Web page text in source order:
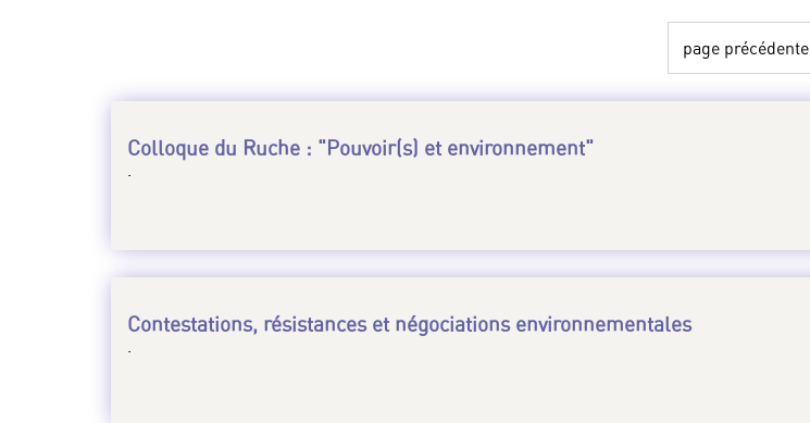
page précédente
Colloque du Ruche : "Pouvoir(s) et environnement"
.
Contestations, résistances et négociations environnementales
.